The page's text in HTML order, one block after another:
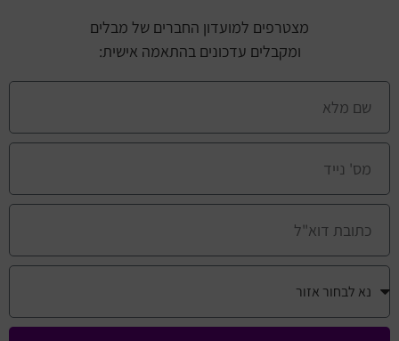
מצטרפים למועדון החברים של מבלים
ומקבלים עדכונים בהתאמה אישית: